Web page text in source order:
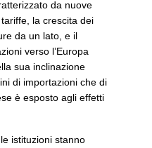
da nuove
la crescita dei
da un lato, e il
verso l’Europa
sua inclinazione
di importazioni che di
è esposto agli effetti
istituzioni stanno